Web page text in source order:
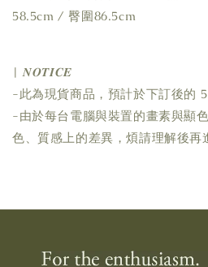
58.5cm / 臀圍86.5cm
| 𝑵𝑶𝑻𝑰𝑪𝑬
-此為現貨商品，預計於下訂後的 5
-由於每台電腦與裝置的畫素與顯
色、質感上的差異，煩請理解後再